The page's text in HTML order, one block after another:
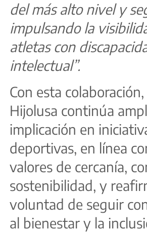
del más alto nivel y
impulsando la
atletas con
intelectual”.
Con esta
Hijolusa continúa
implicación en
deportivas, en línea
valores de cercanía,
sostenibilidad, y
voluntad de seguir
al bienestar y la